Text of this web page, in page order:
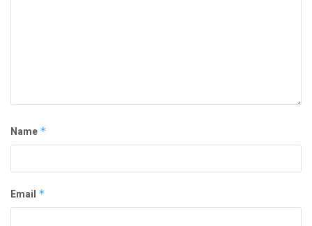
Name *
Email *